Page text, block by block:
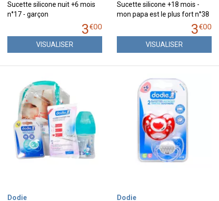
Sucette silicone nuit +6 mois
n°17 - garçon
3€00
VISUALISER
Sucette silicone +18 mois -
mon papa est le plus fort n°38
3€00
VISUALISER
Dodie Dodie